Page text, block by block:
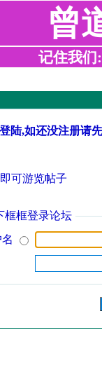
曾
记住我们
陆,如还没注册请
可游览帖子
框框登录论坛